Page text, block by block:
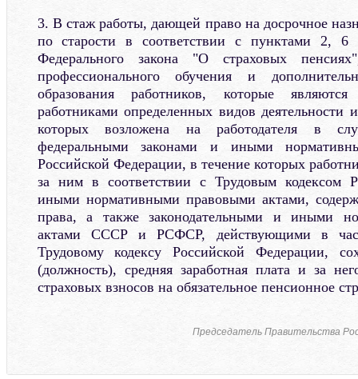
3. В стаж работы, дающей право на досрочное
по старости в соответствии с пунктами 2,
Федерального закона "О страховых
профессионального обучения и
образования работников, которые
работниками определенных видов деятельности
которых возложена на работодателя в
федеральными законами и иными
Российской Федерации, в течение которых
за ним в соответствии с Трудовым кодексом
иными нормативными правовыми актами,
права, а также законодательными и иными
актами СССР и РСФСР, действующими в
Трудовому кодексу Российской Федерации,
(должность), средняя заработная плата и за
страховых взносов на обязательное пенсионное
Председатель Правительства